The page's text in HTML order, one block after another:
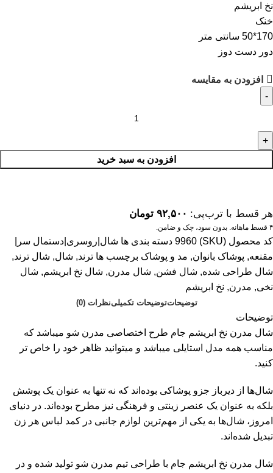
نخ ابریشم
خنک
170*50 سانتی متر
دور دست دوز
افزودن به مقایسه
افزودن به سبد خرید
هر قسط با ترب‌پی: ۹۲,۵۰۰ تومان
۴ قسط ماهانه. بدون سود، چک و ضامن.
کد محصول (SKU) 9960 دسته بندی ها شال|روسری|دستمال سر|
مقنعه, پوشاک بانوان, مد و پوشاک برچسب ها ترند, شال, شال ترند,
شال طراحی شده, شال فشن, شال مدرن, شال نخ ابریشم, شال
نخی, مدرن, نخ ابریشم
توضیحاتتوضیحات تکمیلینظرات (0)
توضیحات
شال مدرن نخ ابریشم جام طرح اختصاصی مدرن شو میباشد که
مناسب همه مدل استایلی میباشد و میتوانید ظاهر خود را خاص تر
کنید.
شال‌ها از دیرباز جزو پوشاکی بوده‌اند که نه تنها به عنوان یک پوشش
بلکه به عنوان یک عنصر زینتی و فرهنگی نیز مطرح بوده‌اند. در دنیای
امروز، شال‌ها به یکی از مهم‌ترین لوازم جانبی در کمد لباس هر زن
تبدیل شده‌اند.
شال مدرن نخ ابریشم جام با طراحی تیم مدرن شو تولید شده و در